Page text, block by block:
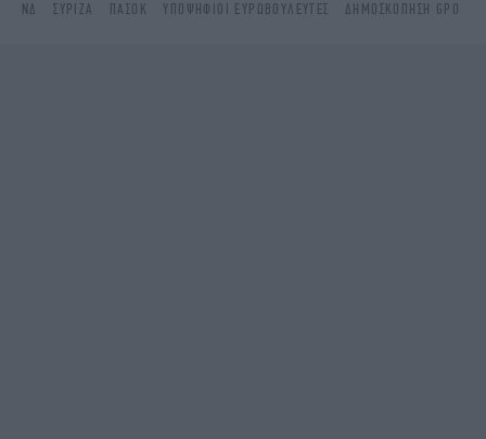
ΝΔ
ΣΥΡΙΖΑ ΠΑΣΟΚ ΥΠΟΨΉΦΙΟΙ ΕΥΡΩΒΟΥΛΕΥΤΈΣ ΔΗΜΟΣΚΌΠΗΣΗ GPO